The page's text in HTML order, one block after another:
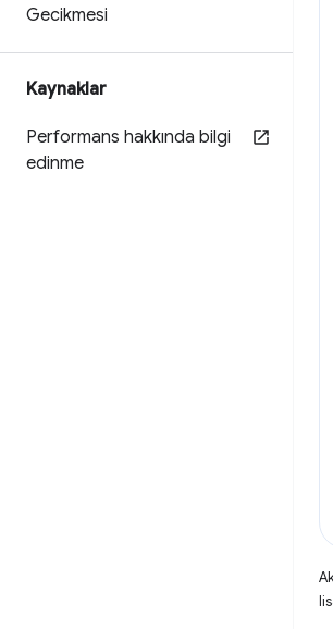
Gecikmesi
Kaynaklar
Performans hakkında bilgi
edinme